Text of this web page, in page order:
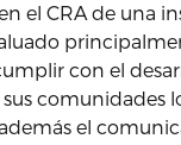
el CRA de una
con el
comunidades
el